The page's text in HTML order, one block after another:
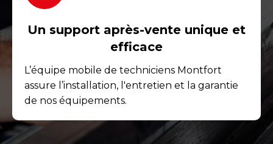
Un support après-vente unique et
efficace
L’équipe mobile de techniciens Montfort
assure l’installation, l'entretien et la garantie
de nos équipements.